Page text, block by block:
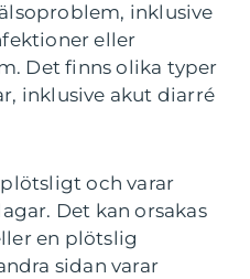
inklusive
eller
Det finns olika typer
inklusive akut diarré
och varar
Det kan orsakas
en plötslig
sidan varar